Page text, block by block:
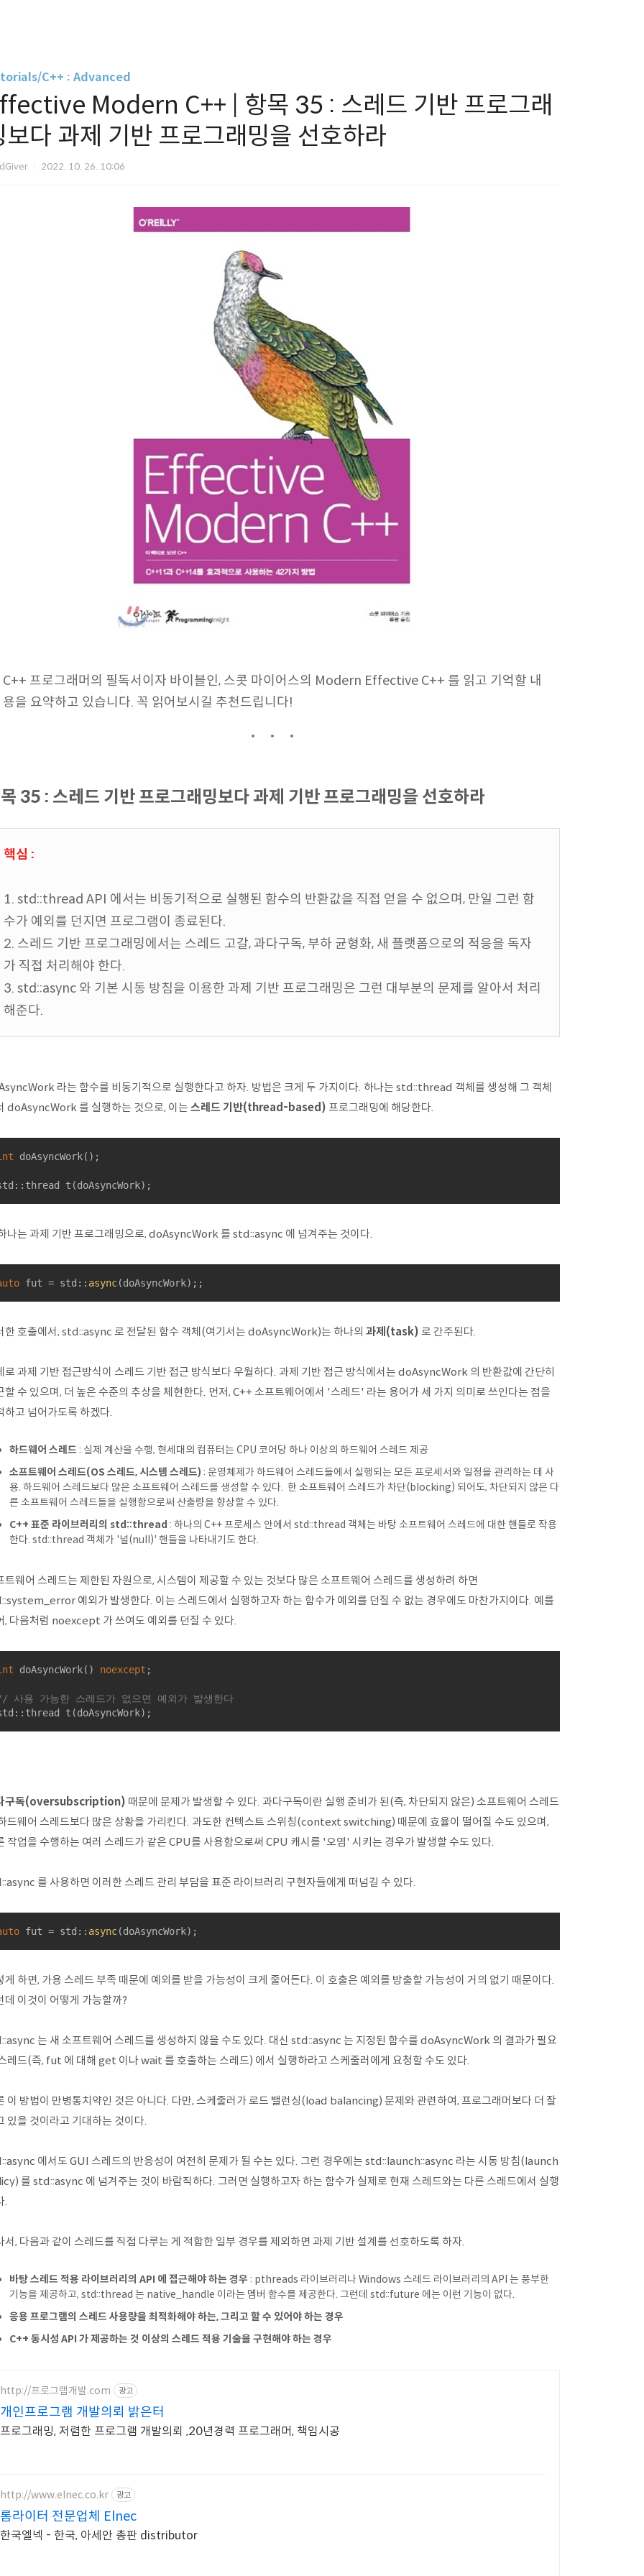
C++ : Advanced
Modern C++ | 항목 35 : 스레드 기반 프로그래
보다 과제 기반 프로그래밍을 선호하라
2022. 10. 26. 10:06
C++ 프로그래머의 필독서이자 바이블인, 스콧 마이어스의 Modern Effective C++ 를 읽고 기억할 내
용을 요약하고 있습니다. 꼭 읽어보시길 추천드립니다!
35 : 스레드 기반 프로그래밍보다 과제 기반 프로그래밍을 선호하라
핵심 :
1. std::thread API 에서는 비동기적으로 실행된 함수의 반환값을 직접 얻을 수 없으며, 만일 그런 함
수가 예외를 던지면 프로그램이 종료된다.
2. 스레드 기반 프로그래밍에서는 스레드 고갈, 과다구독, 부하 균형화, 새 플랫폼으로의 적응을 독자
가 직접 처리해야 한다.
3. std::async 와 기본 시동 방침을 이용한 과제 기반 프로그래밍은 그런 대부분의 문제를 알아서 처리
해준다.
라는 함수를 비동기적으로 실행한다고 하자. 방법은 크게 두 가지이다. 하나는 std::thread 객체를 생성해 그 객체
doAsyncWork 를 실행하는 것으로, 이는 스레드 기반(thread-based) 프로그래밍에 해당한다.
doAsyncWork() ;
t (doAsyncWork) ;
나는 과제 기반 프로그래밍으로, doAsyncWork 를 std::async 에 넘겨주는 것이다.
fut = std:: async(doAsyncWork);;
한 호출에서, std::async 로 전달된 함수 객체(여기서는 doAsyncWork)는 하나의 과제(task) 로 간주된다.
로 과제 기반 접근방식이 스레드 기반 접근 방식보다 우월하다. 과제 기반 접근 방식에서는 doAsyncWork 의 반환값에 간단히
할 수 있으며, 더 높은 수준의 추상을 체현한다. 먼저, C++ 소프트웨어에서 '스레드' 라는 용어가 세 가지 의미로 쓰인다는 점을
하고 넘어가도록 하겠다.
하드웨어 스레드 : 실제 계산을 수행, 현세대의 컴퓨터는 CPU 코어당 하나 이상의 하드웨어 스레드 제공
소프트웨어 스레드(OS 스레드, 시스템 스레드) : 운영체제가 하드웨어 스레드들에서 실행되는 모든 프로세서와 일정을 관리하는 데 사
용. 하드웨어 스레드보다 많은 소프트웨어 스레드를 생성할 수 있다. 한 소프트웨어 스레드가 차단(blocking) 되어도, 차단되지 않은 다
른 소프트웨어 스레드들을 실행함으로써 산출량을 향상할 수 있다.
C++ 표준 라이브러리의 std::thread : 하나의 C++ 프로세스 안에서 std::thread 객체는 바탕 소프트웨어 스레드에 대한 핸들로 작용
한다. std::thread 객체가 '널(null)' 핸들을 나타내기도 한다.
트웨어 스레드는 제한된 자원으로, 시스템이 제공할 수 있는 것보다 많은 소프트웨어 스레드를 생성하려 하면
예외가 발생한다. 이는 스레드에서 실행하고자 하는 함수가 예외를 던질 수 없는 경우에도 마찬가지이다. 예를
, 다음처럼 noexcept 가 쓰여도 예외를 던질 수 있다.
doAsyncWork() noexcept ;
사용 가능한 스레드가 없으면 예외가 발생한다
t (doAsyncWork) ;
구독(oversubscription) 때문에 문제가 발생할 수 있다. 과다구독이란 실행 준비가 된(즉, 차단되지 않은) 소프트웨어 스레드
드웨어 스레드보다 많은 상황을 가리킨다. 과도한 컨텍스트 스위칭(context switching) 때문에 효율이 떨어질 수도 있으며,
작업을 수행하는 여러 스레드가 같은 CPU를 사용함으로써 CPU 캐시를 '오염' 시키는 경우가 발생할 수도 있다.
를 사용하면 이러한 스레드 관리 부담을 표준 라이브러리 구현자들에게 떠넘길 수 있다.
fut = std:: async(doAsyncWork);
게 하면, 가용 스레드 부족 때문에 예외를 받을 가능성이 크게 줄어든다. 이 호출은 예외를 방출할 가능성이 거의 없기 때문이다.
데 이것이 어떻게 가능할까?
는 새 소프트웨어 스레드를 생성하지 않을 수도 있다. 대신 std::async 는 지정된 함수를 doAsyncWork 의 결과가 필요
레드(즉, fut 에 대해 get 이나 wait 를 호출하는 스레드) 에서 실행하라고 스케줄러에게 요청할 수도 있다.
이 방법이 만병통치약인 것은 아니다. 다만, 스케줄러가 로드 밸런싱(load balancing) 문제와 관련하여, 프로그래머보다 더 잘
있을 것이라고 기대하는 것이다.
에서도 GUI 스레드의 반응성이 여전히 문제가 될 수는 있다. 그런 경우에는 std::launch::async 라는 시동 방침(launch
를 std::async 에 넘겨주는 것이 바람직하다. 그러면 실행하고자 하는 함수가 실제로 현재 스레드와는 다른 스레드에서 실행
.
서, 다음과 같이 스레드를 직접 다루는 게 적합한 일부 경우를 제외하면 과제 기반 설계를 선호하도록 하자.
바탕 스레드 적용 라이브러리의 API 에 접근해야 하는 경우 : pthreads 라이브러리나 Windows 스레드 라이브러리의 API 는 풍부한
기능을 제공하고, std::thread 는 native_handle 이라는 멤버 함수를 제공한다. 그런데 std::future 에는 이런 기능이 없다.
응용 프로그램의 스레드 사용량을 최적화해야 하는, 그리고 할 수 있어야 하는 경우
C++ 동시성 API 가 제공하는 것 이상의 스레드 적용 기술을 구현해야 하는 경우
http://프로그램개발.com 광고
개인프로그램 개발의뢰 밝은터
프로그래밍, 저렴한 프로그램 개발의뢰 ,20년경력 프로그래머, 책임시공
http://www.elnec.co.kr 광고
롬라이터 전문업체 Elnec
한국엘넥 - 한국, 아세안 총판 distributor